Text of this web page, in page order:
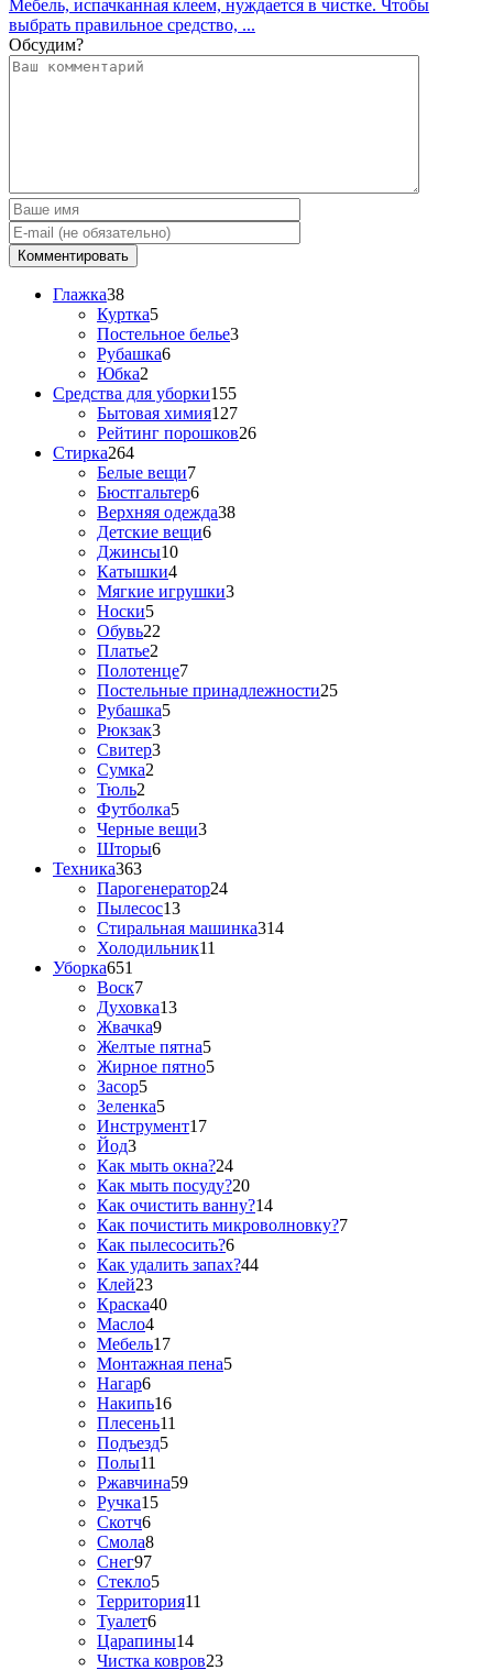
Мебель, испачканная клеем, нуждается в чистке. Чтобы
выбрать правильное средство, ...
Обсудим?
Глажка38
Куртка5
Постельное белье3
Рубашка6
Юбка2
Средства для уборки155
Бытовая химия127
Рейтинг порошков26
Стирка264
Белые вещи7
Бюстгальтер6
Верхняя одежда38
Детские вещи6
Джинсы10
Катышки4
Мягкие игрушки3
Носки5
Обувь22
Платье2
Полотенце7
Постельные принадлежности25
Рубашка5
Рюкзак3
Свитер3
Сумка2
Тюль2
Футболка5
Черные вещи3
Шторы6
Техника363
Парогенератор24
Пылесос13
Стиральная машинка314
Холодильник11
Уборка651
Воск7
Духовка13
Жвачка9
Желтые пятна5
Жирное пятно5
Засор5
Зеленка5
Инструмент17
Йод3
Как мыть окна?24
Как мыть посуду?20
Как очистить ванну?14
Как почистить микроволновку?7
Как пылесосить?6
Как удалить запах?44
Клей23
Краска40
Масло4
Мебель17
Монтажная пена5
Нагар6
Накипь16
Плесень11
Подъезд5
Полы11
Ржавчина59
Ручка15
Скотч6
Смола8
Снег97
Стекло5
Территория11
Туалет6
Царапины14
Чистка ковров23